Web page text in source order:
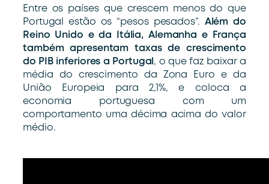
Entre os países que crescem menos do que
Portugal estão os “pesos pesados”. Além do
Reino Unido e da Itália, Alemanha e França
também apresentam taxas de crescimento
do PIB inferiores a Portugal , o que faz baixar a
média do crescimento da Zona Euro e da
União Europeia para 2,1%, e coloca a
economia portuguesa com um
comportamento uma décima acima do valor
médio.